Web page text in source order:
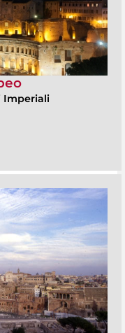
Imperiali